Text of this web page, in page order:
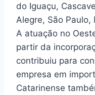
do Iguaçu,
Alegre, São Paulo,
A atuação no
partir da
contribuiu para
empresa em
Catarinense